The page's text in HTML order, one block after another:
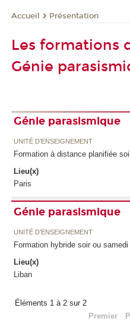
Accueil Présentation
Les formations
Génie
Génie parasismique
UNITÉ D’ENSEIGNEMENT
Formation à distance planifiée
Lieu(x)
Paris
Génie parasismique
UNITÉ D’ENSEIGNEMENT
Formation hybride soir ou samedi
Lieu(x)
Liban
Éléments 1 à 2 sur 2
Premier